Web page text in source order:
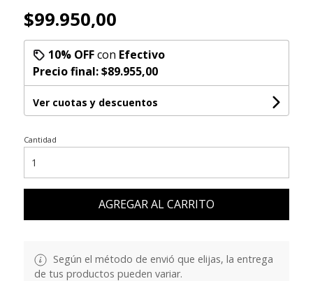
$99.950,00
10% OFFcon Efectivo
Precio final:$89.955,00
Ver cuotas y descuentos
Cantidad
AGREGAR AL CARRITO
Según el método de envió que elijas, la entrega
de tus productos pueden variar.